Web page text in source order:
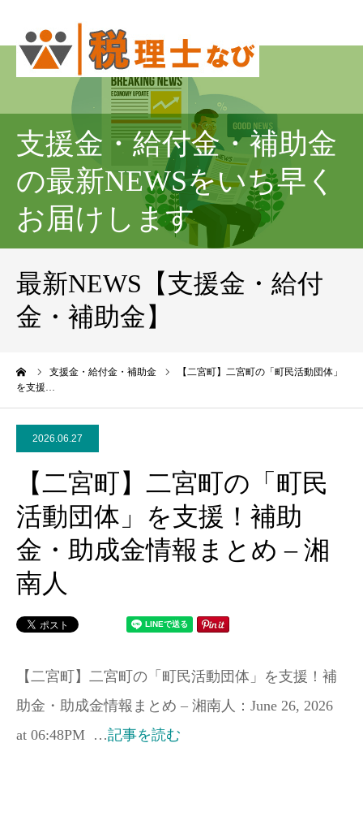
支援金・給付金・補助金
の最新NEWSをいち早く
お届けします
最新NEWS【支援金・給付
金・補助金】
支援金・給付金・補助金
【二宮町】二宮町の「町民活動団体」
を支援…
2026.06.27
【二宮町】二宮町の「町民
活動団体」を支援！補助
金・助成金情報まとめ – 湘
南人
【二宮町】二宮町の「町民活動団体」を支援！補
助金・助成金情報まとめ – 湘南人：June 26, 2026
at 06:48PM …記事を読む